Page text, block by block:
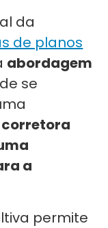
da
de planos
abordagem
se
corretora
a
permite